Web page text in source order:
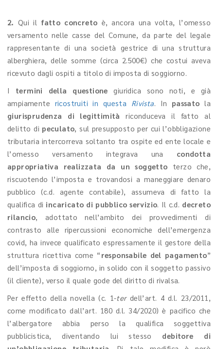
2. Qui il fatto concreto è, ancora una volta, l’omesso
versamento nelle casse del Comune, da parte del legale
rappresentante di una società gestrice di una struttura
alberghiera, delle somme (circa 2.500€) che costui aveva
ricevuto dagli ospiti a titolo di imposta di soggiorno.
I termini della questione giuridica sono noti, e già
ampiamente ricostruiti in questa Rivista. In passato la
giurisprudenza di legittimità riconduceva il fatto al
delitto di peculato, sul presupposto per cui l’obbligazione
tributaria intercorreva soltanto tra ospite ed ente locale e
l’omesso versamento integrava una condotta
appropriativa realizzata da un soggetto terzo che,
riscuotendo l’imposta e trovandosi a maneggiare denaro
pubblico (c.d. agente contabile), assumeva di fatto la
qualifica di incaricato di pubblico servizio. Il c.d. decreto
rilancio, adottato nell’ambito dei provvedimenti di
contrasto alle ripercussioni economiche dell’emergenza
covid, ha invece qualificato espressamente il gestore della
struttura ricettiva come “ responsabile del pagamento”
dell’imposta di soggiorno, in solido con il soggetto passivo
(il cliente), verso il quale gode del diritto di rivalsa.
Per effetto della novella (c. 1-terdell’art. 4 d.l. 23/2011,
come modificato dall’art. 180 d.l. 34/2020) è pacifico che
l’albergatore abbia perso la qualifica soggettiva
pubblicistica, diventando lui stesso debitore di